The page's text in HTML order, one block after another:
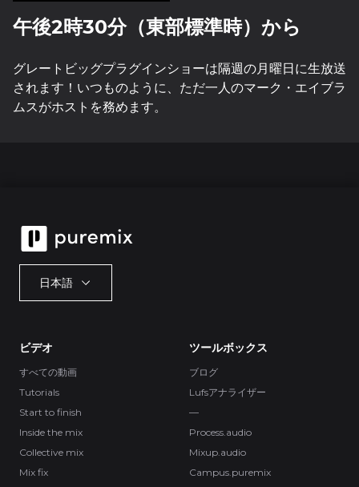
午後2時30分（東部標準時）から
グレートビッグプラグインショーは隔週の月曜日に生放送
されます！いつものように、ただ一人のマーク・エイブラ
ムスがホストを務めます。
日本語
ビデオ
すべての動画
Tutorials
Start to finish
Inside the mix
Collective mix
Mix fix
ツールボックス
ブログ
Lufsアナライザー
—
Process.audio
Mixup.audio
Campus.puremix